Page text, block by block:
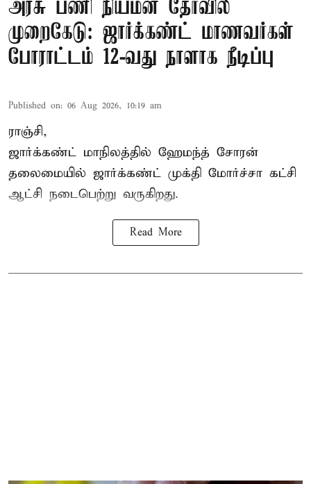
அரசு பணி நியமன தேர்வில்
முறைகேடு: ஜார்க்கண்ட் மாணவர்கள்
போராட்டம் 12-வது நாளாக நீடிப்பு
Published on: 06 Aug 2026, 10:19 am
ராஞ்சி,
ஜார்க்கண்ட் மாநிலத்தில் ஹேமந்த் சோரன்
தலைமையில் ஜார்க்கண்ட் முக்தி மோர்ச்சா கட்சி
ஆட்சி நடைபெற்று வருகிறது.
Read More